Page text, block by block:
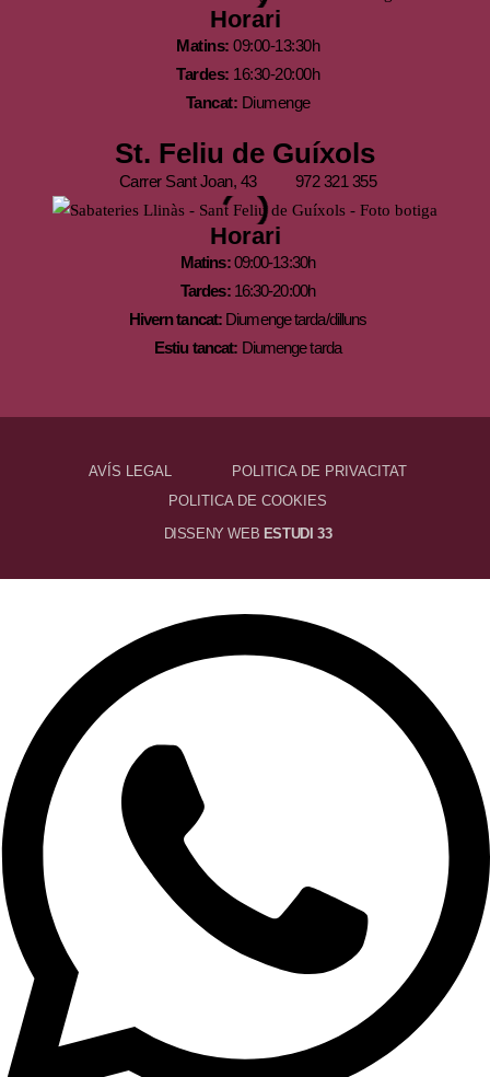
Horari
Matins: 09:00-13:30h
Tardes: 16:30-20:00h
Tancat: Diumenge
St. Feliu de Guíxols
Carrer Sant Joan, 43 972 321 355
Horari
Matins:09:00-13:30h
Tardes:16:30-20:00h
Hivern tancat: Diumenge tarda/dilluns
Estiu tancat: Diumenge tarda
AVÍS LEGAL
POLITICA DE PRIVACITAT
POLITICA DE COOKIES
DISSENY WEB ESTUDI 33